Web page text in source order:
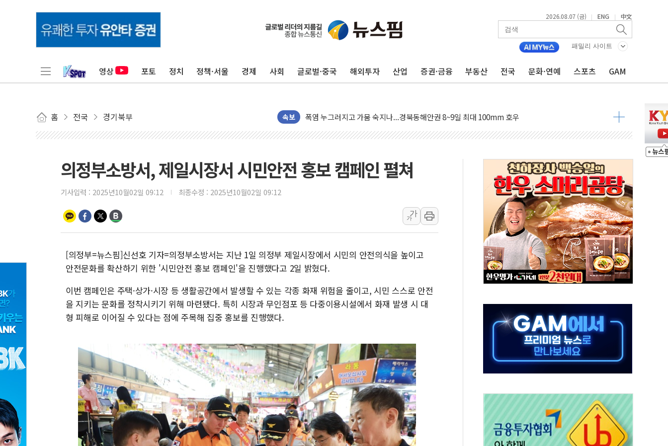
2026.08.07 (금) | ENG | 中文
패밀리 사이트
영상 포토 정치 정책·서울 경제 사회 글로벌·중국 해외투자 산업 증권·금융 부동산 전국 문화·연예 스포츠 GAM
홈 전국 경기북부 속보
[사진] 빈살만과 에르도안의 만남
이란와이어 "이란 최고지도자 위독…곧 사망해도 놀랍지 않아"
[인도증시] 중동 불안 속 유가 상승에 소폭 하락...금융주 낙폭 커
황희 '폐버스 청년주택' SNS 글 역풍에 "정부정책 아냐" 해명
사우디·튀르키예·파키스탄, '공동방위협정' 체결… 수니파 국가들의 새 안보 협력 구도
신길동 신축도 3.3㎡당 7250만원…써밋 클라비온 59㎡ 18억원대
[AI 부동산 투데이] 특공 전략도 '극과 극'…생애최초만 경쟁 치열
[코인시황] 비트코인 6만4000달러대 횡보…고래·ETF 매수에도 고유가·금리·입법 지연 '삼중 부담'
[베트남 증시] 유동성 부진 지속, 강보합 마감...석유·가스주 올랐지만 빈그룹이 상쇄
'찜통더위'에 전력수요 역대 최고치 경신…한낮 총수요 104.3GW 기록
후티 반군, 예멘 정부군과 사우디 동시 공격… 위기 고조되는 또 다른 중동 화약고
42.5도 역대급 폭염…동물들도 특별식으로 여름나기 [뉴스핌 줌인]
경찰, 9월부터 '가족 사건' 못 맡는다…상피제 실시
포스코홀딩스, 포스코인터·DX 지분 일부 매각
40.2도 찍은 서울 등 폭염중대경보 해제…누적 온열질환자 2872명
"文정부 악몽 재현 안돼"...李 부동산 세제안에 與 내부서 '총선·대선 직격탄' 우려
의정부소방서, 제일시장서 시민안전 홍보 캠페인 펼쳐
기사입력 : 2025년10월02일 09:12 최종수정 : 2025년10월02일 09:12
가
가
[의정부=뉴스핌]신선호 기자=의정부소방서는 지난 1일 의정부 제일시장에서 시민의 안전의식을 높이고
안전문화를 확산하기 위한 '시민안전 홍보 캠페인'을 진행했다고 2일 밝혔다.
이번 캠페인은 주택·상가·시장 등 생활공간에서 발생할 수 있는 각종 화재 위험을 줄이고, 시민 스스로 안전
을 지키는 문화를 정착시키기 위해 마련됐다. 특히 시장과 무인점포 등 다중이용시설에서 화재 발생 시 대
형 피해로 이어질 수 있다는 점에 주목해 집중 홍보를 진행했다.